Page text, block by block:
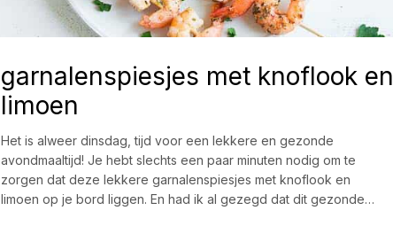
garnalenspiesjes met knoflook en
limoen
Het is alweer dinsdag, tijd voor een lekkere en gezonde
avondmaaltijd! Je hebt slechts een paar minuten nodig om te
zorgen dat deze lekkere garnalenspiesjes met knoflook en
limoen op je bord liggen. En had ik al gezegd dat dit gezonde…